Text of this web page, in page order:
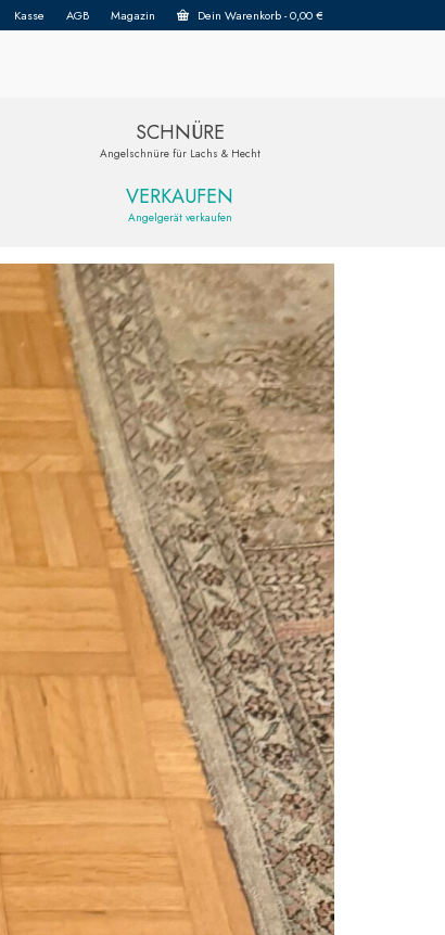
Kasse AGB Magazin Dein Warenkorb-0,00€
SCHNÜRE
Angelschnüre für Lachs & Hecht
VERKAUFEN
Angelgerät verkaufen